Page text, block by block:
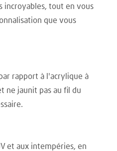
incroyables, tout en vous
que vous
rapport à l'acrylique à
ne jaunit pas au fil du
et aux intempéries, en